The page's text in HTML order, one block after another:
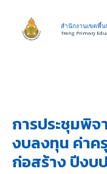
content
สำนักงานเขตพื้น
Trang Primary
การประชุมพิ
งบลงทุน ค่า
ก่อสร้าง ปีงบ